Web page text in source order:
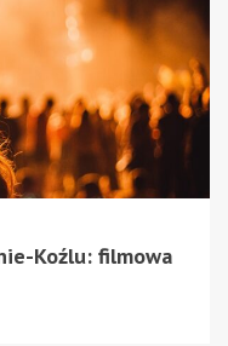
Koźlu: filmowa